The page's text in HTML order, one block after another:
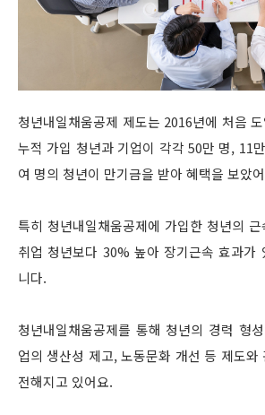
청년내일채움공제 제도는 2016년에 처음
누적 가입 청년과 기업이 각각 50만 명, 11
여 명의 청년이 만기금을 받아 혜택을 보았
특히 청년내일채움공제에 가입한 청년의
취업 청년보다 30% 높아 장기근속 효과가
니다.
청년내일채움공제를 통해 청년의 경력 형
업의 생산성 제고, 노동문화 개선 등 제도와
전해지고 있어요.